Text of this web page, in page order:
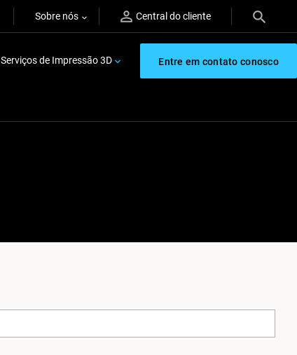
Sobre nós Central do cliente
Serviços de Impressão 3D Entre em contato conosco